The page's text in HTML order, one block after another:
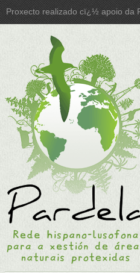
Proxecto realizado cï¿½ apoio da